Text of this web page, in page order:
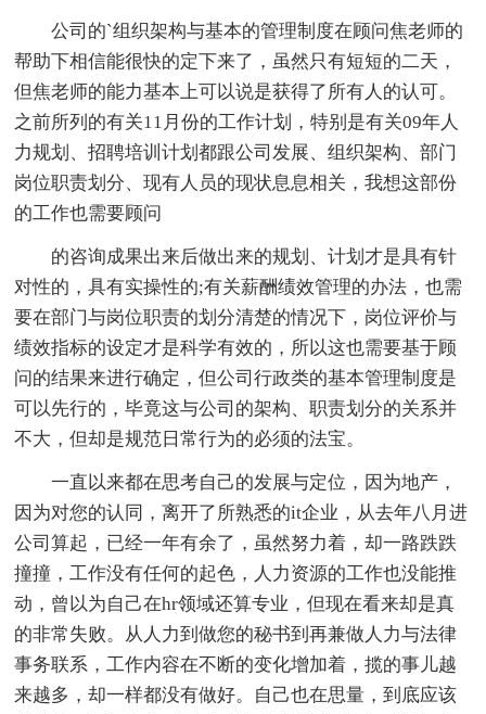
公司的`组织架构与基本的管理制度在顾问焦老师的
帮助下相信能很快的定下来了，虽然只有短短的二天，
但焦老师的能力基本上可以说是获得了所有人的认可。
之前所列的有关11月份的工作计划，特别是有关09年人
力规划、招聘培训计划都跟公司发展、组织架构、部门
岗位职责划分、现有人员的现状息息相关，我想这部份
的工作也需要顾问
的咨询成果出来后做出来的规划、计划才是具有针
对性的，具有实操性的;有关薪酬绩效管理的办法，也需
要在部门与岗位职责的划分清楚的情况下，岗位评价与
绩效指标的设定才是科学有效的，所以这也需要基于顾
问的结果来进行确定，但公司行政类的基本管理制度是
可以先行的，毕竟这与公司的架构、职责划分的关系并
不大，但却是规范日常行为的必须的法宝。
一直以来都在思考自己的发展与定位，因为地产，
因为对您的认同，离开了所熟悉的it企业，从去年八月进
公司算起，已经一年有余了，虽然努力着，却一路跌跌
撞撞，工作没有任何的起色，人力资源的工作也没能推
动，曾以为自己在hr领域还算专业，但现在看来却是真
的非常失败。从人力到做您的秘书到再兼做人力与法律
事务联系，工作内容在不断的变化增加着，揽的事儿越
来越多，却一样都没有做好。自己也在思量，到底应该